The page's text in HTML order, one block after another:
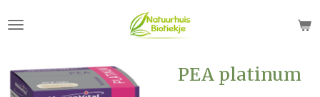
direct
de
hoofdinhoud
PEA platinum